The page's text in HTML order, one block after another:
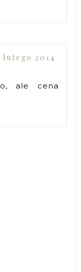
lutego 2014
ale cena